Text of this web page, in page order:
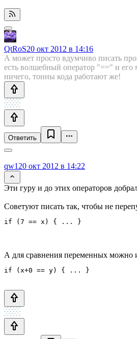
QtRoS20 окт 2012 в 14:16
А может просто вдумчиво писать
есть волшебный оператор "==" и
ничего, тонны кода работают же!
Ответить
qw1 20 окт 2012 в 14:22
Эти гуру и до этих операторов
Советуют писать так, чтобы не
if (7 == x) { ... }
А для сравнения переменных можно
if (x+0 == y) { ... }